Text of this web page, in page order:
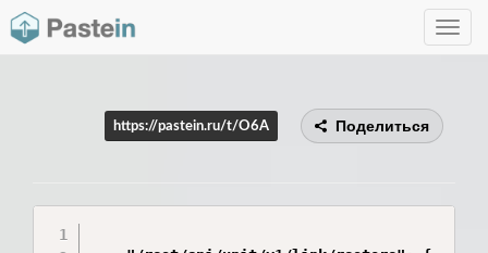
Toggle
https://pastein.ru/t/O6A Поделиться